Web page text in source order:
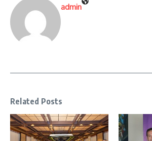
admin
Related Posts